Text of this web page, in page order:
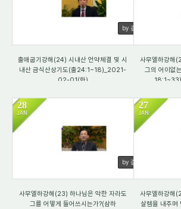
by 갈렙
출애굽기강해(24) 시내산 언약체결 및 시
내산 금식산상기도(출24:1~18)_2021-
02-01(화)
사무엘하강해
그의 어이없
28
JAN
by 갈렙
사무엘하강해(23) 하나님은 악한 자라도
그를 어떻게 들어쓰시는가?(삼하
27
JAN
사무엘하강해
살렘을 내주며